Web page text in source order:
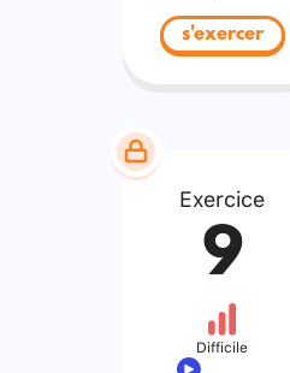
s'exercer
Exercice
9
Difficile